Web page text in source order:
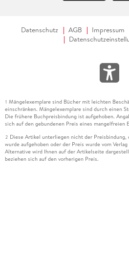
Datenschutz AGB Impressum
1 Mängelexemplare sind Bücher mit leichten
einschränken. Mängelexemplare sind durch einen
Die frühere Buchpreisbindung ist aufgehoben.
sich auf den gebundenen Preis eines mangelfreien
2 Diese Artikel unterliegen nicht der Preisbindung,
wurde aufgehoben oder der Preis wurde vom
Alternative wird Ihnen auf der Artikelseite
beziehen sich auf den vorherigen Preis.